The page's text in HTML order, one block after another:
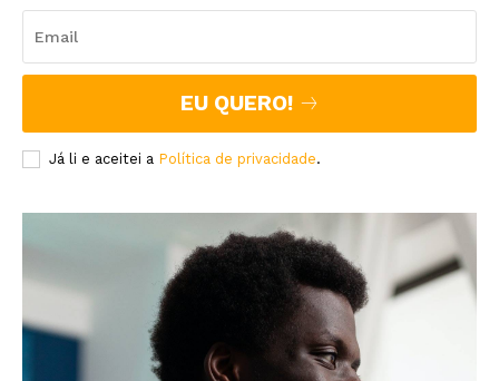
EU QUERO!
Já li e aceitei a Política de privacidade.